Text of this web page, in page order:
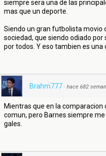
siempre sera una de las
mas que un deporte.
Siendo un gran futbolista movio
sociedad, que siendo odiado
por todos. Y eso tambien es una
Brahm777 · hace 682
Mientras que en la comparacion
comun, pero Barnes siempre
gales.